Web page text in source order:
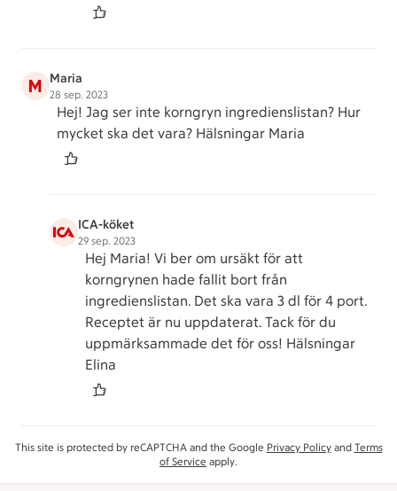
M Maria
28 sep. 2023
Hej! Jag ser inte korngryn ingredienslistan? Hur
mycket ska det vara? Hälsningar Maria
ICA-köket
29 sep. 2023
Hej Maria! Vi ber om ursäkt för att
korngrynen hade fallit bort från
ingredienslistan. Det ska vara 3 dl för 4 port.
Receptet är nu uppdaterat. Tack för du
uppmärksammade det för oss! Hälsningar
Elina
This site is protected by reCAPTCHA and the Google Privacy Policyand Terms
of Service apply.